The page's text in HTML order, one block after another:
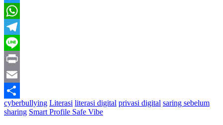
Twitter
WhatsApp
Telegram
Line
Print
Email
Share
cyberbullying Literasi literasi digital privasi digital saring sebelum
sharing Smart Profile Safe Vibe